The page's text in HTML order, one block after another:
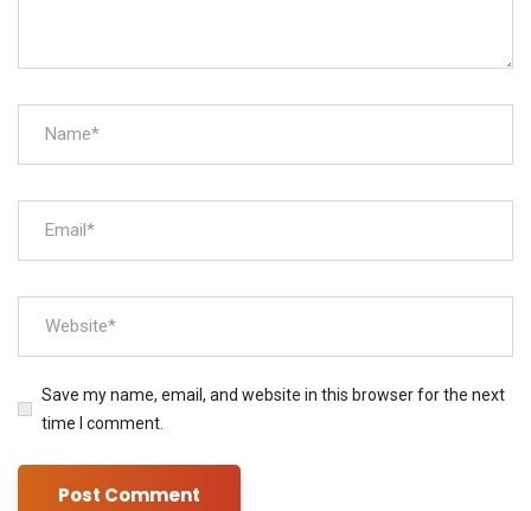
Save my name, email, and website in this browser for the next
time I comment.